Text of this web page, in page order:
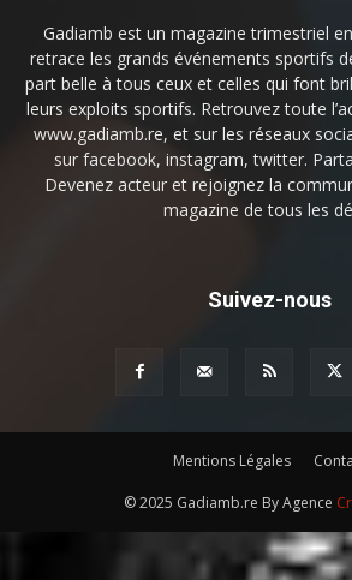
Gadiamb est un magazine trimestriel
retrace les grands événements sportifs
part belle à tous ceux et celles qui font
leurs exploits sportifs. Retrouvez toute
www.gadiamb.re, et sur les réseaux
sur facebook, instagram, twitter.
Devenez acteur et rejoignez la
magazine de tous les
Suivez-nous
Mentions Légales
© 2025 Gadiamb.re By Agence